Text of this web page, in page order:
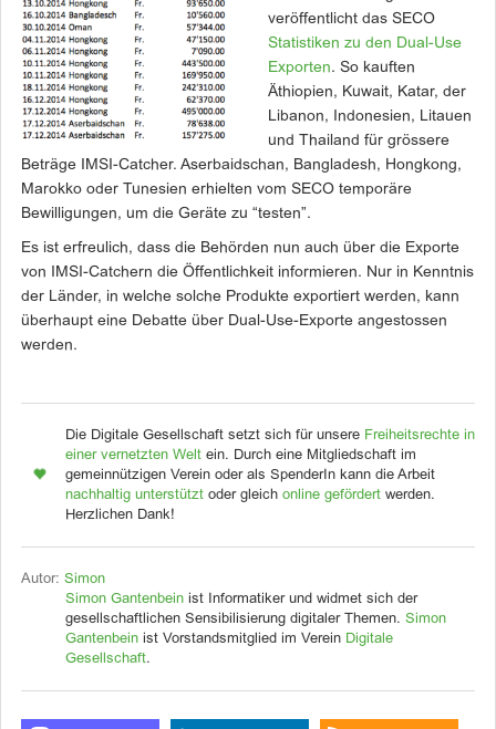
veröffentlicht das SECO
Statistiken zu den Dual-Use
Exporten. So kauften
Äthiopien, Kuwait, Katar, der
Libanon, Indonesien, Litauen
und Thailand für grössere
Beträge IMSI-Catcher. Aserbaidschan, Bangladesh, Hongkong,
Marokko oder Tunesien erhielten vom SECO temporäre
Bewilligungen, um die Geräte zu “testen”.
Es ist erfreulich, dass die Behörden nun auch über die Exporte
von IMSI-Catchern die Öffentlichkeit informieren. Nur in Kenntnis
der Länder, in welche solche Produkte exportiert werden, kann
überhaupt eine Debatte über Dual-Use-Exporte angestossen
werden.
Die Digitale Gesellschaft setzt sich für unsere Freiheitsrechte in
einer vernetzten Welt ein. Durch eine Mitgliedschaft im
gemeinnützigen Verein oder als SpenderIn kann die Arbeit
nachhaltig unterstützt oder gleich online gefördert werden.
Herzlichen Dank!
Autor: Simon
Simon Gantenbein ist Informatiker und widmet sich der
gesellschaftlichen Sensibilisierung digitaler Themen. Simon
Gantenbein ist Vorstandsmitglied im Verein Digitale
Gesellschaft.